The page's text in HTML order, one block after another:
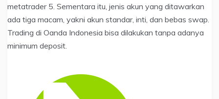
metatrader 5. Sementara itu, jenis akun yang ditawarkan
ada tiga macam, yakni akun standar, inti, dan bebas swap.
Trading di Oanda Indonesia bisa dilakukan tanpa adanya
minimum deposit.